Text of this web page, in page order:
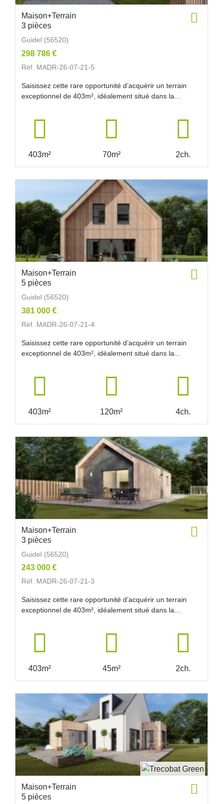
Maison+Terrain
3 pièces
Guidel (56520)
298 786 €
Réf. MADR-26-07-21-5
Saisissez cette rare opportunité d’acquérir un terrain
exceptionnel de 403m², idéalement situé dans la...
403m² 70m² 2ch.
Maison+Terrain
5 pièces
Guidel (56520)
381 000 €
Réf. MADR-26-07-21-4
Saisissez cette rare opportunité d’acquérir un terrain
exceptionnel de 403m², idéalement situé dans la...
403m² 120m² 4ch.
Maison+Terrain
3 pièces
Guidel (56520)
243 000 €
Réf. MADR-26-07-21-3
Saisissez cette rare opportunité d’acquérir un terrain
exceptionnel de 403m², idéalement situé dans la...
403m² 45m² 2ch.
Maison+Terrain
5 pièces